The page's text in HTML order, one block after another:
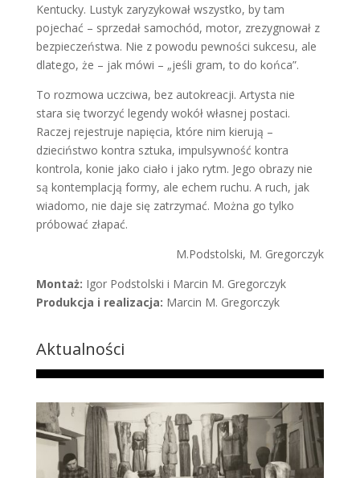
Kentucky. Lustyk zaryzykował wszystko, by tam
pojechać – sprzedał samochód, motor, zrezygnował z
bezpieczeństwa. Nie z powodu pewności sukcesu, ale
dlatego, że – jak mówi – „jeśli gram, to do końca”.
To rozmowa uczciwa, bez autokreacji. Artysta nie
stara się tworzyć legendy wokół własnej postaci.
Raczej rejestruje napięcia, które nim kierują –
dzieciństwo kontra sztuka, impulsywność kontra
kontrola, konie jako ciało i jako rytm. Jego obrazy nie
są kontemplacją formy, ale echem ruchu. A ruch, jak
wiadomo, nie daje się zatrzymać. Można go tylko
próbować złapać.
M.Podstolski, M. Gregorczyk
Montaż: Igor Podstolski i Marcin M. Gregorczyk
Produkcja i realizacja: Marcin M. Gregorczyk
Aktualności